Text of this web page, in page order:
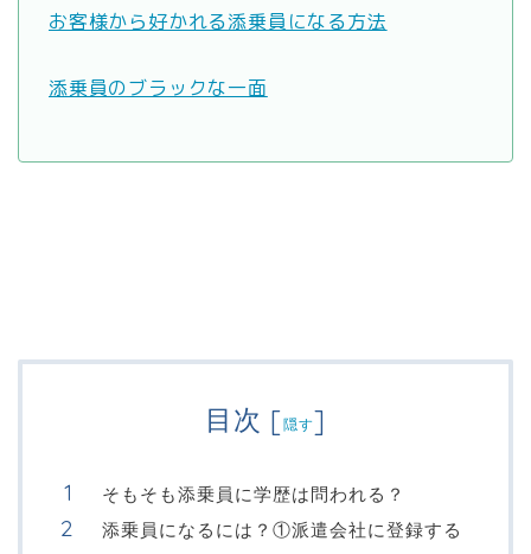
お客様から好かれる添乗員になる方法
添乗員のブラックな一面
目次 [隠す]
そもそも添乗員に学歴は問われる？
添乗員になるには？①派遣会社に登録する